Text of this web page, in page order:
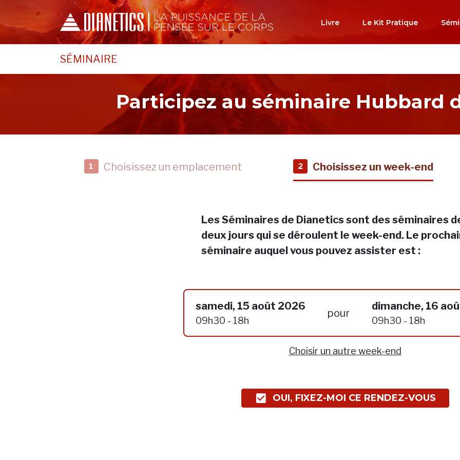
Livre Le Kit Pratique
SÉMINAIRE
Participez au séminaire Hubbard
1 Choisissez un emplacement 2 Choisissez un week-end
Les Séminaires de Dianetics sont des séminaires
deux jours qui se déroulent le week-end. Le
séminaire auquel vous pouvez assister est :
samedi, 15 août 2026
09h30 - 18h
pour
dimanche, 16
09h30 - 18h
Choisir un autre week-end
OUI, FIXEZ-MOI CE RENDEZ-VOUS